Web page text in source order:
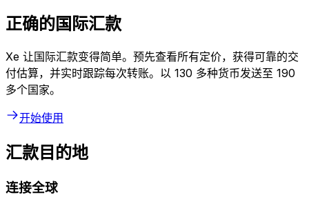
正确的国际汇款
Xe 让国际汇款变得简单。预先查看所有定价，获得可靠的交
付估算，并实时跟踪每次转账。以 130 多种货币发送至 190
多个国家。
开始使用
汇款目的地
连接全球